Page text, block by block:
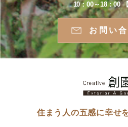
10：00～18：00
お問い
住まう人の五感に幸せ